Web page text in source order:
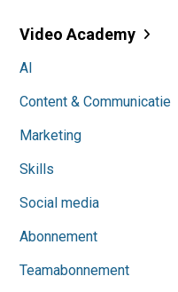
Video Academy
AI
Content & Communicatie
Marketing
Skills
Social media
Abonnement
Teamabonnement